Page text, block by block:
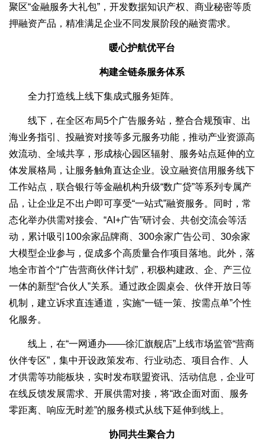
聚区“金融服务大礼包”，开发数据知识产权、商业秘密等质
押融资产品，精准满足企业不同发展阶段的融资需求。
暖心护航优平台
构建全链条服务体系
全力打造线上线下集成式服务矩阵。
线下，在全区布局5个广告服务站，整合合规预审、出
海业务指引、投融资对接等多元服务功能，推动产业资源高
效流动、全域共享，形成核心园区辐射、服务站点延伸的立
体发展格局，让服务触角直达企业。设立融资信用服务线下
工作站点，联合银行等金融机构升级“数广贷”等系列专属产
品，让企业足不出户即可享受“一站式”融资服务。同时，常
态化举办供需对接会、“AI+广告”研讨会、共创交流会等活
动，累计吸引100余家品牌商、300余家广告公司、30余家
大模型企业参与，促成多个高质量合作项目落地。此外，落
地全市首个“广告营商伙伴计划”，积极构建政、企、产三位
一体的新型“合伙人”关系。通过政企圆桌会、伙伴开放日等
机制，建立诉求直连通道，实施“一链一策、按需点单”个性
化服务。
线上，在“一网通办——徐汇旗舰店”上线市场监管“营商
伙伴专区”，集中开设政策发布、行业动态、项目合作、人
才供需等功能板块，实时发布联盟资讯、活动信息，企业可
在线反馈发展需求、开展供需对接，将“政企面对面、服务
零距离、响应无时差”的服务模式从线下延伸到线上。
协同共生聚合力